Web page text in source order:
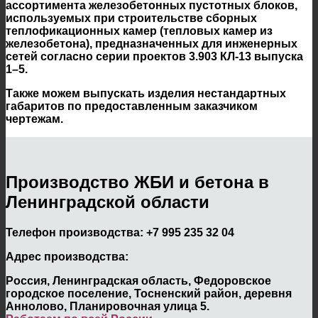
ассортимента железобетонных пустотных блоков,
используемых при строительстве сборных
теплофикационных камер (тепловых камер из
железобетона), предназначенных для инженерных
сетей согласно серии проектов 3.903 КЛ-13 выпуска
1–5.
Также можем выпускать изделия нестандартных
габаритов по предоставленным заказчиком
чертежам.
Производство ЖБИ и бетона в
Ленинградской области
Телефон производства: +7 995 235 32 04
Адрес производства:
Россия, Ленинградская область, Федоровское
городское поселение, Тосненский район, деревня
Аннолово, Планировочная улица 5.